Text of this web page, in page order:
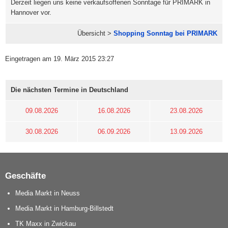
Derzeit liegen uns keine verkaufsoffenen Sonntage für PRIMARK in
Hannover vor.
Übersicht > Shopping Sonntag bei PRIMARK
Eingetragen am 19. März 2015 23:27
Die nächsten Termine in Deutschland
09.08.2026 16.08.2026 23.08.2026
30.08.2026 06.09.2026 13.09.2026
Geschäfte
Media Markt in Neuss
Media Markt in Hamburg-Billstedt
TK Maxx in Zwickau